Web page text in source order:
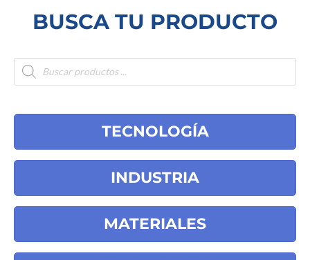
BUSCA TU PRODUCTO
Products
search
TECNOLOGÍA
INDUSTRIA
MATERIALES